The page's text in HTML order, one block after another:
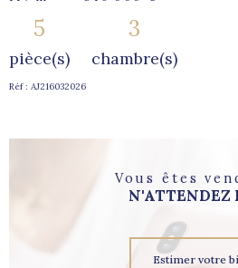
5
pièce(s)
3
chambre(s)
Réf : AJ216032026
Vous êtes
N'ATTENDEZ
Estimer votre